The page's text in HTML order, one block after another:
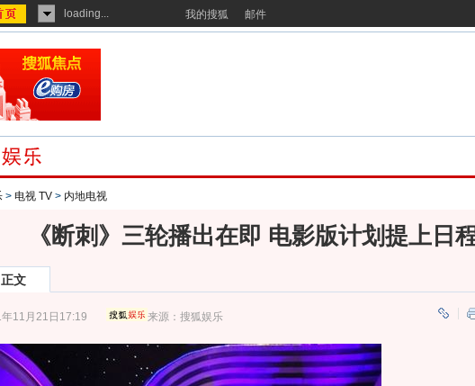
loading... 我的搜狐 邮件
> 电视 TV > 内地电视
《断刺》三轮播出在即 电影版计划提上日
正文
11月21日17:19 来源：搜狐娱乐